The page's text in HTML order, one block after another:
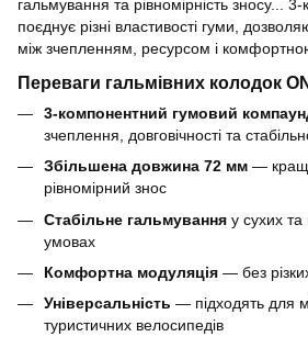
гальмування та рівномірність зносу...
поєднує різні властивості гуми,
між зчепленням, ресурсом і
Переваги гальмівних колодок
3-компонентний гумовий
зчеплення, довговічності та
Збільшена довжина 72 мм —
рівномірний знос
Стабільне гальмування у сухих
умовах
Комфортна модуляція — без
Універсальність — підходять для
туристичних велосипедів